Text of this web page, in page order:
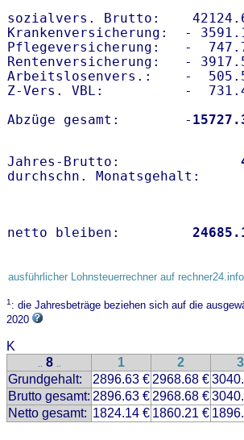
sozialvers. Brutto:
Krankenversicherung:  -
Pflegeversicherung:   -
Rentenversicherung:   -
Arbeitslosenvers.:    -
Z-Vers. VBL:          -
Abzüge gesamt:        -
Jahres-Brutto:
netto bleiben:
ausführlicher Lohnsteuerrechner auf rechner24.info
1: die Jahresbeträge beziehen sich auf die
2020
K
.. 8 .. 1 2 3
Grundgehalt:
2896.63 € 2968.68 €
Brutto gesamt: 2896.63 € 2968.68 €
Netto gesamt: 1824.14 € 1860.21 €